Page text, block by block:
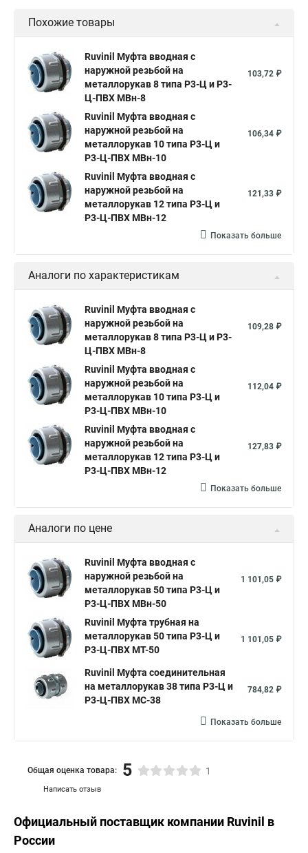
Похожие товары
Ruvinil Муфта вводная с
наружной резьбой на
металлорукав 8 типа Р3-Ц и Р3-
Ц-ПВХ МВн-8
103,72 ₽
Ruvinil Муфта вводная с
наружной резьбой на
металлорукав 10 типа Р3-Ц и
Р3-Ц-ПВХ МВн-10
106,34 ₽
Ruvinil Муфта вводная с
наружной резьбой на
металлорукав 12 типа Р3-Ц и
Р3-Ц-ПВХ МВн-12
121,33 ₽
Показать больше
Аналоги по характеристикам
Ruvinil Муфта вводная с
наружной резьбой на
металлорукав 8 типа Р3-Ц и Р3-
Ц-ПВХ МВн-8
109,28 ₽
Ruvinil Муфта вводная с
наружной резьбой на
металлорукав 10 типа Р3-Ц и
Р3-Ц-ПВХ МВн-10
112,04 ₽
Ruvinil Муфта вводная с
наружной резьбой на
металлорукав 12 типа Р3-Ц и
Р3-Ц-ПВХ МВн-12
127,83 ₽
Показать больше
Аналоги по цене
Ruvinil Муфта вводная с
наружной резьбой на
металлорукав 50 типа Р3-Ц и
Р3-Ц-ПВХ МВн-50
1 101,05 ₽
Ruvinil Муфта трубная на
металлорукав 50 типа Р3-Ц и
Р3-Ц-ПВХ МТ-50
1 101,05 ₽
Ruvinil Муфта соединительная
на металлорукав 38 типа Р3-Ц и
Р3-Ц-ПВХ МС-38
784,82 ₽
Показать больше
Написать отзыв
Общая оценка товара: 5 1
Официальный поставщик компании Ruvinil в
России